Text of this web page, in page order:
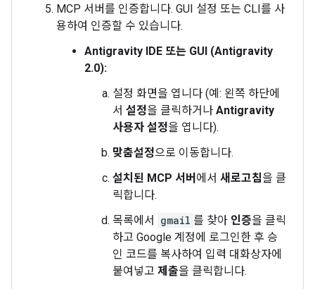
MCP 서버를 인증합니다. GUI 설정 또는 CLI를 사
용하여 인증할 수 있습니다.
Antigravity IDE 또는 GUI (Antigravity
2.0):
설정 화면을 엽니다 (예: 왼쪽 하단에
서 설정을 클릭하거나 Antigravity
사용자 설정을 엽니다).
맞춤설정으로 이동합니다.
설치된 MCP 서버 에서 새로고침을 클
릭합니다.
목록에서
gmail 를 찾아 인증을 클릭
하고 Google 계정에 로그인한 후 승
인 코드를 복사하여 입력 대화상자에
붙여넣고 제출을 클릭합니다.